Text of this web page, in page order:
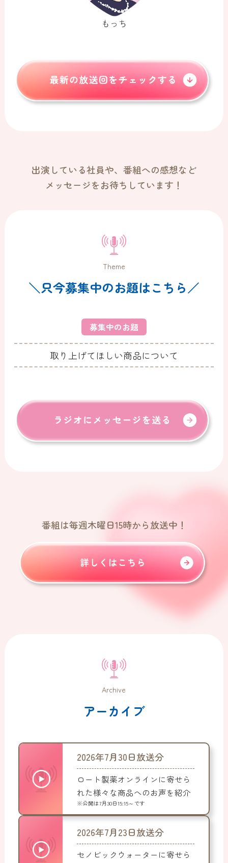
出演している社員や、番組への感想など
メッセージをお待ちしています！
Theme
＼只今募集中のお題はこちら／
募集中のお題
取り上げてほしい商品について
番組は毎週木曜日15時から放送中！
Archive
アーカイブ
2026年7月30日放送分
ロート製薬オンラインに寄せら
れた様々な商品へのお声を紹介
※公開は7月30日15:15～です
2026年7月23日放送分
セノビックウォーターに寄せら